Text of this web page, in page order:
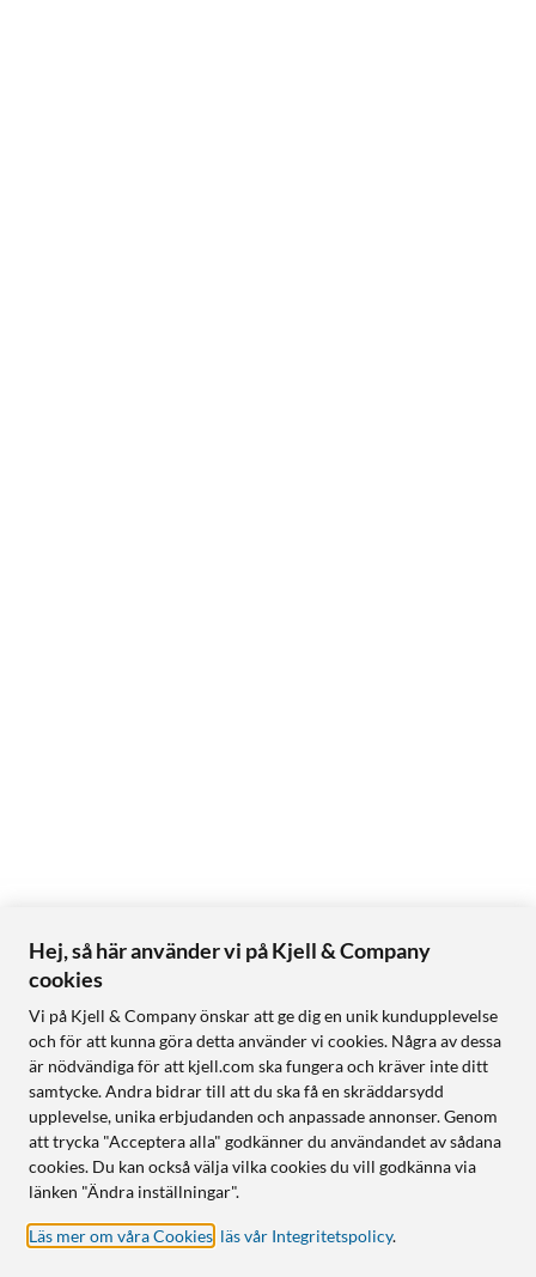
Hej, så här använder vi på Kjell & Company
cookies
Vi på Kjell & Company önskar att ge dig en unik kundupplevelse
och för att kunna göra detta använder vi cookies. Några av dessa
är nödvändiga för att kjell.com ska fungera och kräver inte ditt
samtycke. Andra bidrar till att du ska få en skräddarsydd
upplevelse, unika erbjudanden och anpassade annonser. Genom
att trycka "Acceptera alla" godkänner du användandet av sådana
cookies. Du kan också välja vilka cookies du vill godkänna via
länken "Ändra inställningar".
Läs mer om våra Cookies läs vår Integritetspolicy.